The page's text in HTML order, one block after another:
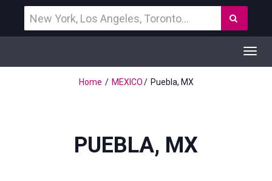
een
bestemming
Home
MEXICO Puebla, MX
PUEBLA, MX